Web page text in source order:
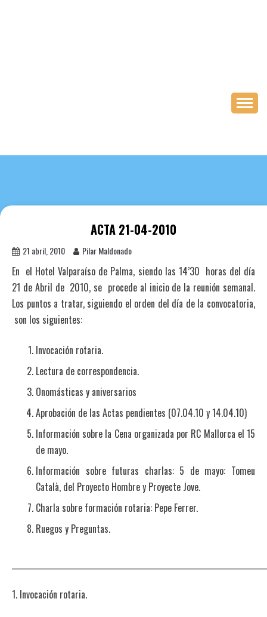
ACTA 21-04-2010
21 abril, 2010 Pilar Maldonado
En el Hotel Valparaíso de Palma, siendo las 14’30 horas del día
21 de Abril de 2010, se procede al inicio de la reunión semanal.
Los puntos a tratar, siguiendo el orden del día de la convocatoria,
son los siguientes:
Invocación rotaria.
Lectura de correspondencia.
Onomásticas y aniversarios
Aprobación de las Actas pendientes (07.04.10 y 14.04.10)
Información sobre la Cena organizada por RC Mallorca el 15
de mayo.
Información sobre futuras charlas: 5 de mayo: Tomeu
Català, del Proyecto Hombre y Proyecte Jove.
Charla sobre formación rotaria: Pepe Ferrer.
Ruegos y Preguntas.
1. Invocación rotaria.